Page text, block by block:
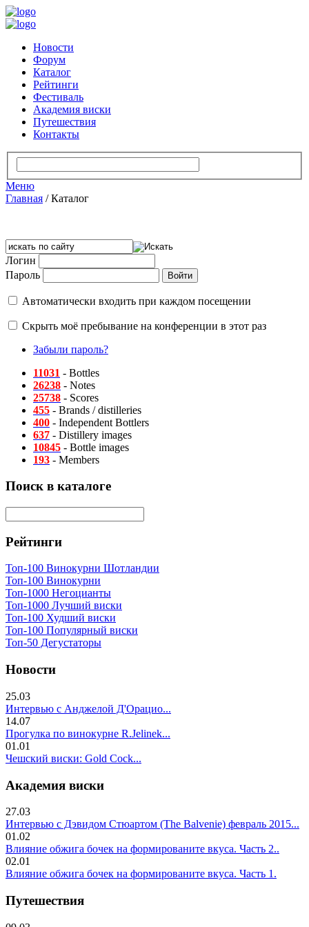
Новости
Форум
Каталог
Рейтинги
Фестиваль
Академия виски
Путешествия
Контакты
Меню
Главная /Каталог
Логин
Пароль
Автоматически входить при каждом посещении
Скрыть моё пребывание на конференции в этот раз
Забыли пароль?
11031 - Bottles
26238 - Notes
25738 - Scores
455 - Brands / distilleries
400 - Independent Bottlers
637 - Distillery images
10845 - Bottle images
193 - Members
Поиск в каталоге
Рейтинги
Топ-100 Винокурни Шотландии
Топ-100 Винокурни
Топ-1000 Негоцианты
Топ-1000 Лучший виски
Топ-100 Худший виски
Топ-100 Популярный виски
Топ-50 Дегустаторы
Новости
25.03
Интервью с Анджелой Д'Орацио...
14.07
Прогулка по винокурне R.Jelinek...
01.01
Чешский виски: Gold Cock...
Академия виски
27.03
Интервью с Дэвидом Стюартом (The Balvenie) февраль 2015...
01.02
Влияние обжига бочек на формированите вкуса. Часть 2..
02.01
Влияние обжига бочек на формированите вкуса. Часть 1.
Путешествия